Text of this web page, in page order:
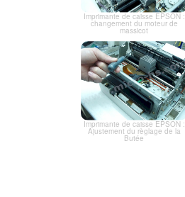
Imprimante de caisse EPSON :
changement du moteur de
massicot
Imprimante de caisse EPSON :
Ajustement du règlage de la
Butée